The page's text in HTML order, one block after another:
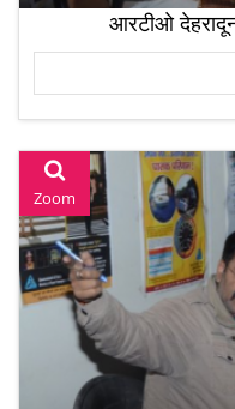
आरटीओ देहरादून
Zoom